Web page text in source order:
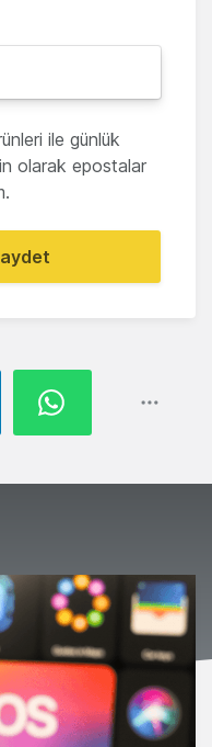
ile günlük
olarak epostalar